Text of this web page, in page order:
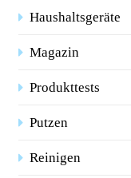
Haushaltsgeräte
Magazin
Produkttests
Putzen
Reinigen